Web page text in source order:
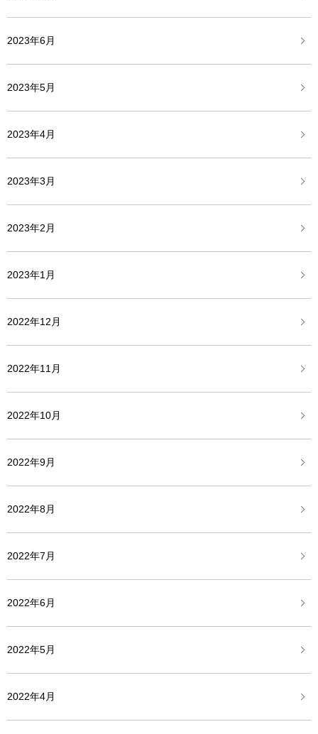
2023年6月
2023年5月
2023年4月
2023年3月
2023年2月
2023年1月
2022年12月
2022年11月
2022年10月
2022年9月
2022年8月
2022年7月
2022年6月
2022年5月
2022年4月